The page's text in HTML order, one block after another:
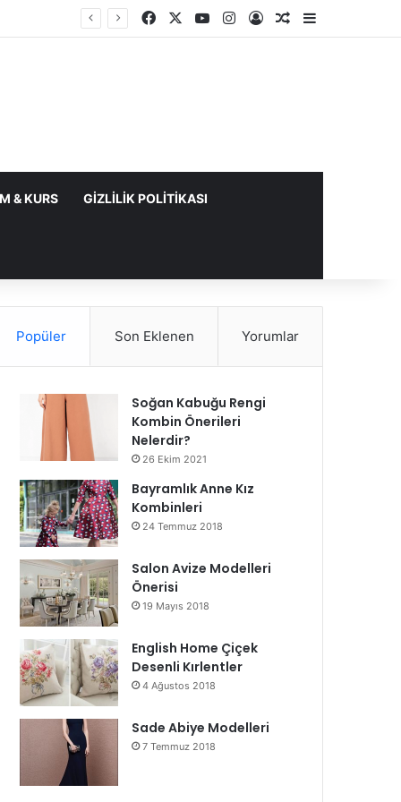
FacebookYouTubeInstagram
Kayıt OlRastgele Makale
Kenar
& KURS GIZLILIK POLITIKASI
Popüler Son Eklenen Yorumlar
Soğan Kabuğu Rengi
Kombin Önerileri
Nelerdir?
26 Ekim 2021
Bayramlık Anne Kız
Kombinleri
24 Temmuz 2018
Salon Avize Modelleri
Önerisi
19 Mayıs 2018
English Home Çiçek
Desenli Kırlentler
4 Ağustos 2018
Sade Abiye Modelleri
7 Temmuz 2018